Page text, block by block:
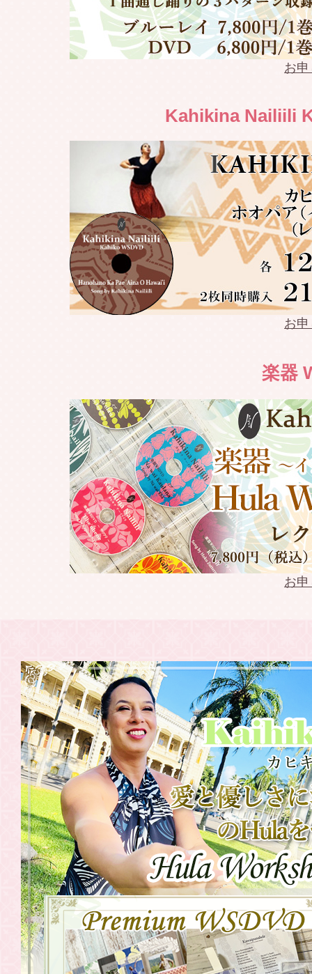
2022.10.20 社名変更
2022.04.17 Weldon
2022.04.10 Weldon
2022.04.03 Weldon
2022.04.02 Weldon
2022.03.27 Weldon
2022.03.26 Weldon
2022.03.21 Weldon
2022.03.13 Weldon
2022.03.13 Keoki
2022.03.12 Keoki
2022.02.10 keoki
模範演技
2021.08.23 WSDVD
2021.07.31 WSDVD
2021.07.30
20201年
中国・関西
2021.07.30
20201年
関東〉
2021.06.19 WSDVD「
2021.06.17 東京・横
2021.06.17 6月26日（
お
Kahikina Nailiili
お
楽器
お